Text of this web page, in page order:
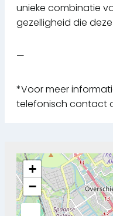
unieke combinatie
gezelligheid die
—
*Voor meer
telefonisch contact
+
−